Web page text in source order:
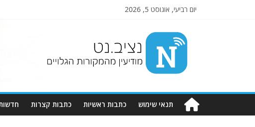
יום רביעי, אוגוסט 5, 2026
Nziv.net
מודיעין
מהמקורות
תנאי שימוש כתבות ראשיות כתבות קצרות